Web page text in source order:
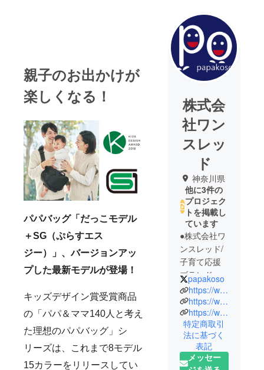
親子のお出かけが
楽しくなる！
パパバッグ「だっこモデル
＋SG（ぷらすエス
ジー）」、バージョンアッ
プした最新モデルが登場！
キッズデザイン賞受賞商品
の「パパ＆ママ140人と考え
た理想のパパバッグ」シ
リーズは、これまで8モデル
15カラーをリリースしてい
株式会
社ワン
スレッ
ド
神奈川県
他に3件の
プロジェク
トを掲載し
ています
●株式会社ワ
ンスレッド/
子育て応援
ブランド
papakoso（
パパコソ）
2010年創
業、神奈川
県横浜市で
雑貨・装身
具等の企
papakoso
https://www.instagram.com/papakoso/
https://www.one-thread.jp
https://www.papabag.jp
特定商取引
法に基づく
表記
メッセー